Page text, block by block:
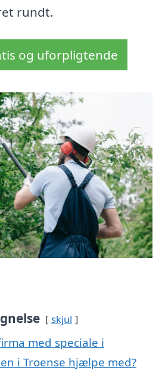
rundt.
og uforpligtende
skjul
med speciale i
i Troense hjælpe med?